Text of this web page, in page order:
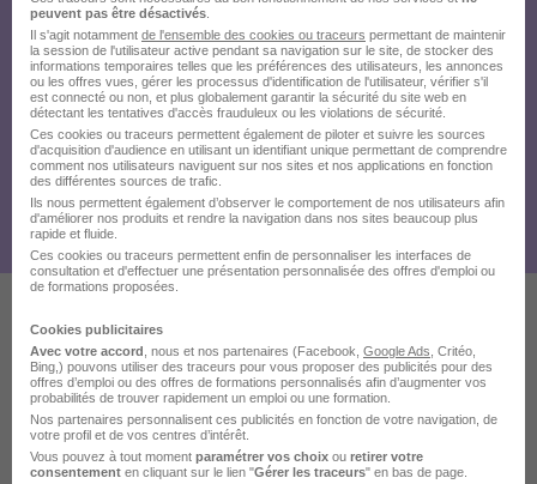
Ces offres pourraient aussi
vous intéresser
peuvent pas être désactivés
Il s'agit notamment de l'ensemble des cookies ou traceurs permettant de maintenir
la session de l'utilisateur active pendant sa navigation sur le site, de stocker des
informations temporaires telles que les préférences des utilisateurs, les annonces
ou les offres vues, gérer les processus d'identification de l'utilisateur, vérifier s'il
est connecté ou non, et plus globalement garantir la sécurité du site web en
détectant les tentatives d'accès frauduleux ou les violations de sécurité.
Ces cookies ou traceurs permettent également de piloter et suivre les sources
d'acquisition d'audience en utilisant un identifiant unique permettant de comprendre
comment nos utilisateurs naviguent sur nos sites et nos applications en fonction
des différentes sources de trafic.
Ils nous permettent également d’observer le comportement de nos utilisateurs afin
d'améliorer nos produits et rendre la navigation dans nos sites beaucoup plus
rapide et fluide.
Ces cookies ou traceurs permettent enfin de personnaliser les interfaces de
consultation et d'effectuer une présentation personnalisée des offres d'emploi ou
de formations proposées.
Cookies publicitaires
Avec votre accord , nous et nos partenaires (Facebook, Google Ads , Critéo,
Bing,) pouvons utiliser des traceurs pour vous proposer des publicités pour des
offres d’emploi ou des offres de formations personnalisés afin d’augmenter vos
probabilités de trouver rapidement un emploi ou une formation.
Nos partenaires personnalisent ces publicités en fonction de votre navigation, de
votre profil et de vos centres d’intérêt.
Vous pouvez à tout moment paramétrer vos choix ou retirer votre
consentement en cliquant sur le lien "Gérer les traceurs" en bas de page.